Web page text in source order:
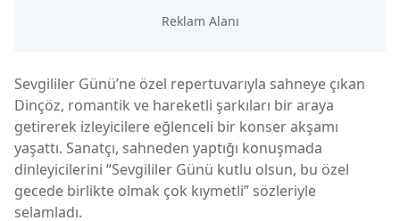
Sevgililer Günü’ne özel repertuvarıyla sahneye çıkan
Dinçöz, romantik ve hareketli şarkıları bir araya
getirerek izleyicilere eğlenceli bir konser akşamı
yaşattı. Sanatçı, sahneden yaptığı konuşmada
dinleyicilerini “Sevgililer Günü kutlu olsun, bu özel
gecede birlikte olmak çok kıymetli” sözleriyle
selamladı.